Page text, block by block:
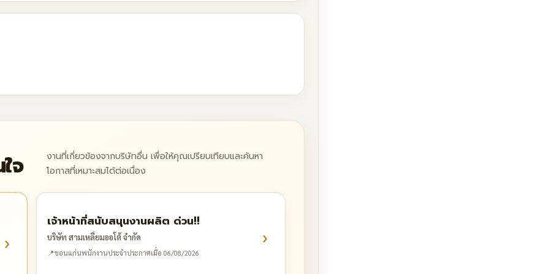
จ
งานที่เกี่ยวข้องจากบริษัทอื่น เพื่อให้คุณเปรียบเทียบและค้นหา
โอกาสที่เหมาะสมได้ต่อเนื่อง
›
เจ้าหน้าที่สนับสนุนงานผลิต ด่วน!!
บริษัท สามเหลี่ยมออโต้ จำกัด
📍ขอนแก่นพนักงานประจำประกาศเมื่อ 06/08/2026
›